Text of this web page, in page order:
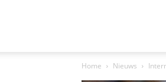
Home Nieuws